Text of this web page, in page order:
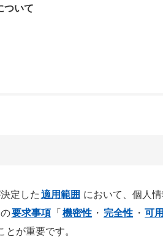
ついて
定した適用範囲 において、個人
要求事項 「機密性 ・ 完全性 ・ 可
が重要です。